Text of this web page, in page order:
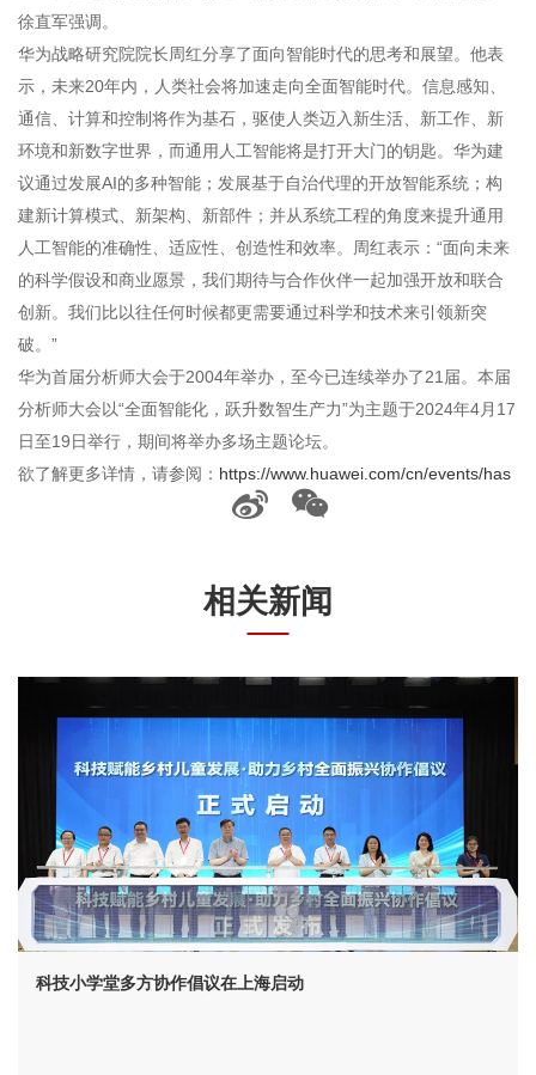
徐直军强调。
华为战略研究院院长周红分享了面向智能时代的思考和展望。他表
示，未来20年内，人类社会将加速走向全面智能时代。信息感知、
通信、计算和控制将作为基石，驱使人类迈入新生活、新工作、新
环境和新数字世界，而通用人工智能将是打开大门的钥匙。华为建
议通过发展AI的多种智能；发展基于自治代理的开放智能系统；构
建新计算模式、新架构、新部件；并从系统工程的角度来提升通用
人工智能的准确性、适应性、创造性和效率。周红表示：“面向未来
的科学假设和商业愿景，我们期待与合作伙伴一起加强开放和联合
创新。我们比以往任何时候都更需要通过科学和技术来引领新突
破。”
华为首届分析师大会于2004年举办，至今已连续举办了21届。本届
分析师大会以“全面智能化，跃升数智生产力”为主题于2024年4月17
日至19日举行，期间将举办多场主题论坛。
欲了解更多详情，请参阅： https://www.huawei.com/cn/events/has
相关新闻
科技小学堂多方协作倡议在上海启动